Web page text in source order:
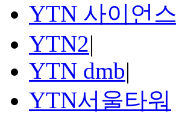
YTN 사이언스
YTN2|
YTN dmb|
YTN서울타워